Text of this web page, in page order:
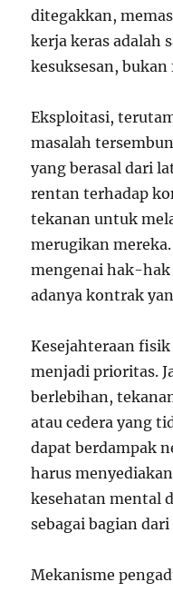
ditegakkan,
kerja keras adalah
kesuksesan,
Eksploitasi,
masalah
yang berasal dari
rentan terhadap
tekanan untuk
merugikan
mengenai hak-
adanya kontrak
Kesejahteraan
menjadi prioritas.
berlebihan,
atau cedera yang
dapat berdampak
harus
kesehatan mental
sebagai bagian
Mekanisme